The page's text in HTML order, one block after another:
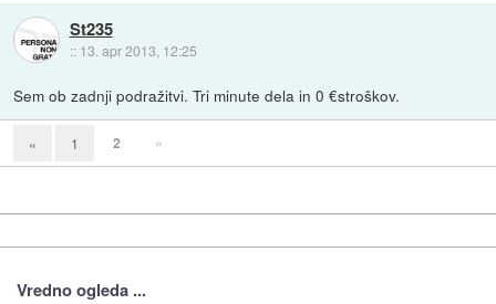
St235
:: 13. apr 2013, 12:25
Sem ob zadnji podražitvi. Tri minute dela in 0 €stroškov.
« 1 2 »
Vredno ogleda ...